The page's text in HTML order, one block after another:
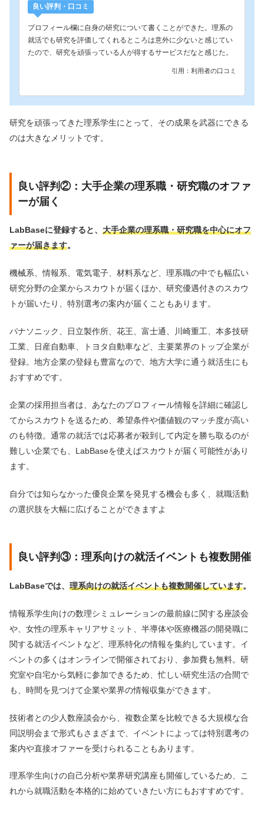
良い評判・口コミ
プロフィール欄に自身の研究について書くことができた。理系の
就活でも研究を評価してくれるところは意外に少ないと感じてい
たので、研究を頑張っている人が得するサービスだなと感じた。
引用：利用者の口コミ
研究を頑張ってきた理系学生にとって、その成果を武器にできる
のは大きなメリットです。
良い評判②：大手企業の理系職・研究職のオファ
ーが届く
LabBaseに登録すると、 大手企業の理系職・研究職を中心にオフ
ァーが届きます。
機械系、情報系、電気電子、材料系など、理系職の中でも幅広い
研究分野の企業からスカウトが届くほか、研究優遇付きのスカウ
トが届いたり、特別選考の案内が届くこともあります。
パナソニック、日立製作所、花王、富士通、川崎重工、本多技研
工業、日産自動車、トヨタ自動車など、主要業界のトップ企業が
登録。地方企業の登録も豊富なので、地方大学に通う就活生にも
おすすめです。
企業の採用担当者は、あなたのプロフィール情報を詳細に確認し
てからスカウトを送るため、希望条件や価値観のマッチ度が高い
のも特徴。通常の就活では応募者が殺到して内定を勝ち取るのが
難しい企業でも、LabBaseを使えばスカウトが届く可能性があり
ます。
自分では知らなかった優良企業を発見する機会も多く、就職活動
の選択肢を大幅に広げることができますよ
良い評判③：理系向けの就活イベントも複数開催
LabBaseでは、 理系向けの就活イベントも複数開催しています。
情報系学生向けの数理シミュレーションの最前線に関する座談会
や、女性の理系キャリアサミット、半導体や医療機器の開発職に
関する就活イベントなど、理系特化の情報を集約しています。イ
ベントの多くはオンラインで開催されており、参加費も無料。研
究室や自宅から気軽に参加できるため、忙しい研究生活の合間で
も、時間を見つけて企業や業界の情報収集ができます。
技術者との少人数座談会から、複数企業を比較できる大規模な合
同説明会まで形式もさまざまで、イベントによっては特別選考の
案内や直接オファーを受けられることもあります。
理系学生向けの自己分析や業界研究講座も開催しているため、こ
れから就職活動を本格的に始めていきたい方にもおすすめです。